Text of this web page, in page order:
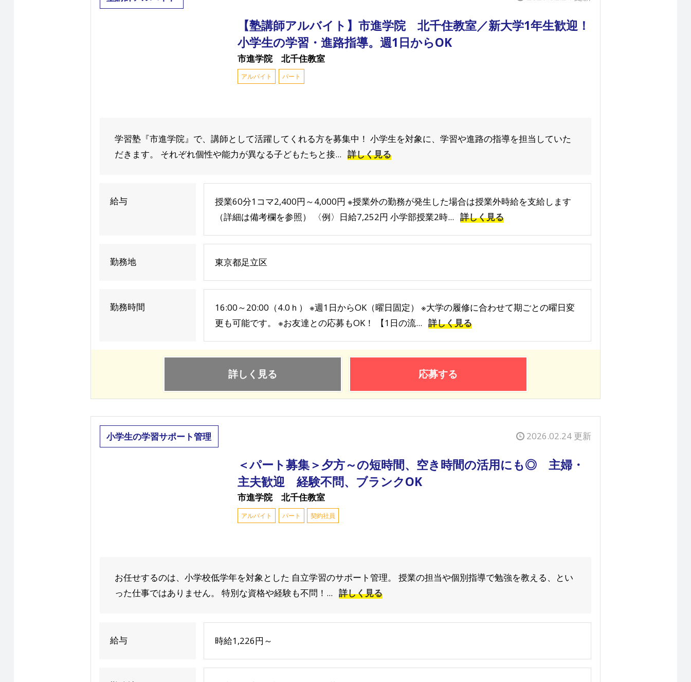
【塾講師アルバイト】市進学院 北千住教室／新大学1年生歓迎！
小学生の学習・進路指導。週1日からOK
市進学院 北千住教室
アルバイト パート
学習塾『市進学院』で、講師として活躍してくれる方を募集中！ 小学生を対象に、学習や進路の指導を担当していた
だきます。 それぞれ個性や能力が異なる子どもたちと接... 詳しく見る
給与
授業60分1コマ2,400円～4,000円 ※授業外の勤務が発生した場合は授業外時給を支給します
（詳細は備考欄を参照） 〈例〉日給7,252円 小学部授業2時... 詳しく見る
勤務地 東京都足立区
勤務時間
16:00～20:00（4.0ｈ） ※週1日からOK（曜日固定） ※大学の履修に合わせて期ごとの曜日変
更も可能です。 ※お友達との応募もOK！ 【1日の流... 詳しく見る
詳しく見る 応募する
小学生の学習サポート管理 2026.02.24 更新
＜パート募集＞夕方～の短時間、空き時間の活用にも◎ 主婦・
主夫歓迎 経験不問、ブランクOK
市進学院 北千住教室
アルバイト パート 契約社員
お任せするのは、小学校低学年を対象とした 自立学習のサポート管理。 授業の担当や個別指導で勉強を教える、とい
った仕事ではありません。 特別な資格や経験も不問！... 詳しく見る
給与 時給1,226円～